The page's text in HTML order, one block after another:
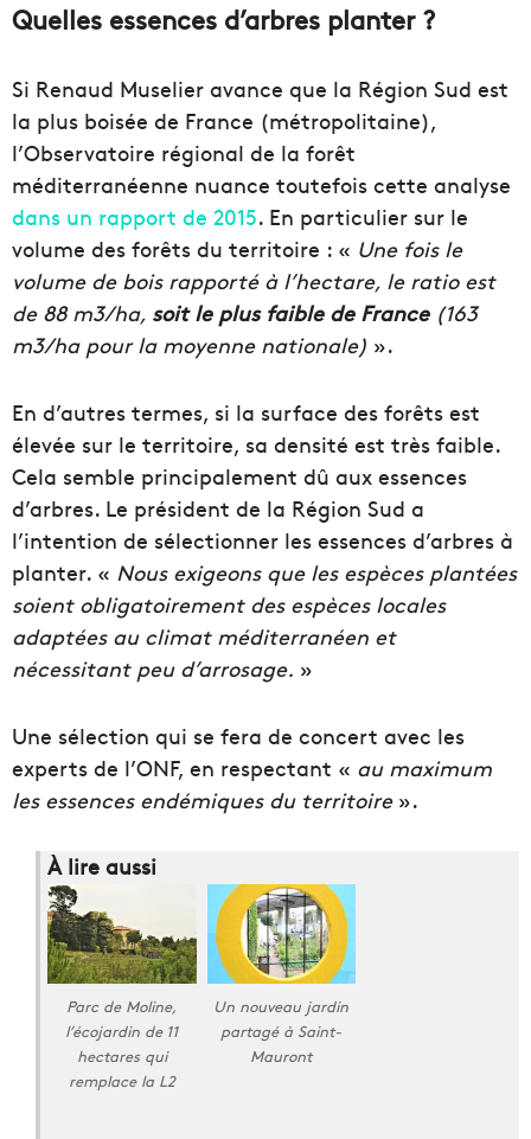
Quelles essences d’arbres planter ?
Si Renaud Muselier avance que la Région Sud est
la plus boisée de France (métropolitaine),
l’Observatoire régional de la forêt
méditerranéenne nuance toutefois cette analyse
dans un rapport de 2015. En particulier sur le
volume des forêts du territoire : « Une fois le
volume de bois rapporté à l’hectare, le ratio est
de 88 m3/ha, soit le plus faible de France(163
m3/ha pour la moyenne nationale) ».
En d’autres termes, si la surface des forêts est
élevée sur le territoire, sa densité est très faible.
Cela semble principalement dû aux essences
d’arbres. Le président de la Région Sud a
l’intention de sélectionner les essences d’arbres à
planter. « Nous exigeons que les espèces plantées
soient obligatoirement des espèces locales
adaptées au climat méditerranéen et
nécessitant peu d’arrosage. »
Une sélection qui se fera de concert avec les
experts de l’ONF, en respectant « au maximum
les essences endémiques du territoire».
À lire aussi
Parc de Moline,
l’écojardin de 11
hectares qui
remplace la L2
Un nouveau jardin
partagé à Saint-
Mauront